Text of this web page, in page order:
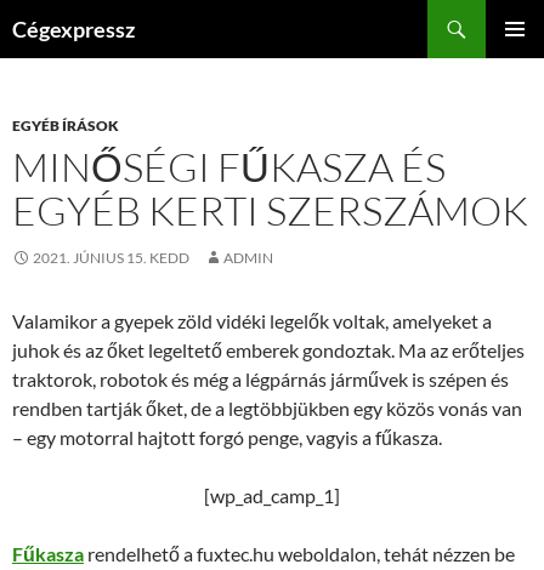
Cégexpressz
EGYÉB ÍRÁSOK
MINŐSÉGI FŰKASZA ÉS
EGYÉB KERTI SZERSZÁMOK
2021. JÚNIUS 15. KEDD ADMIN
Valamikor a gyepek zöld vidéki legelők voltak, amelyeket a
juhok és az őket legeltető emberek gondoztak. Ma az erőteljes
traktorok, robotok és még a légpárnás járművek is szépen és
rendben tartják őket, de a legtöbbjükben egy közös vonás van
– egy motorral hajtott forgó penge, vagyis a fűkasza.
[wp_ad_camp_1]
Fűkasza rendelhető a fuxtec.hu weboldalon, tehát nézzen be